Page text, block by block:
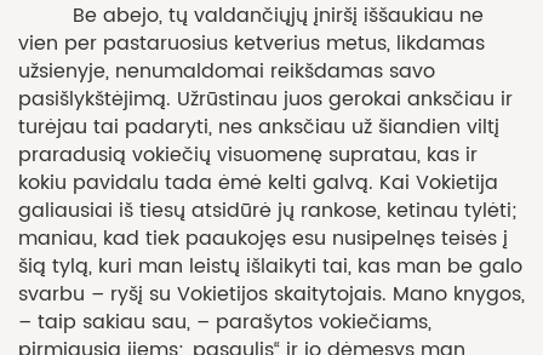
Be abejo, tų valdančiųjų įniršį iššaukiau ne
vien per pastaruosius ketverius metus, likdamas
užsienyje, nenumaldomai reikšdamas savo
pasišlykštėjimą. Užrūstinau juos gerokai anksčiau ir
turėjau tai padaryti, nes anksčiau už šiandien viltį
praradusią vokiečių visuomenę supratau, kas ir
kokiu pavidalu tada ėmė kelti galvą. Kai Vokietija
galiausiai iš tiesų atsidūrė jų rankose, ketinau tylėti;
maniau, kad tiek paaukojęs esu nusipelnęs teisės į
šią tylą, kuri man leistų išlaikyti tai, kas man be galo
svarbu – ryšį su Vokietijos skaitytojais. Mano knygos,
– taip sakiau sau, – parašytos vokiečiams,